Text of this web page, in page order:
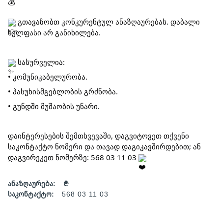
გთავაზობთ კონკურენტულ ანაზღაურებას. დაბალი
ხელფასი არ განიხილება.
სასურველია:
• კომუნიკაბელურობა.
• პასუხისმგებლობის გრძნობა.
• გუნდში მუშაობის უნარი.
დაინტერესების შემთხვევაში, დაგვიტოვეთ თქვენი
საკონტაქტო ნომერი და თავად დაგიკავშირდებით; ან
დაგვირეკეთ ნომერზე: 568 03 11 03
ანაზღაურება:
₾
საკონტაქტო:
568 03 11 03